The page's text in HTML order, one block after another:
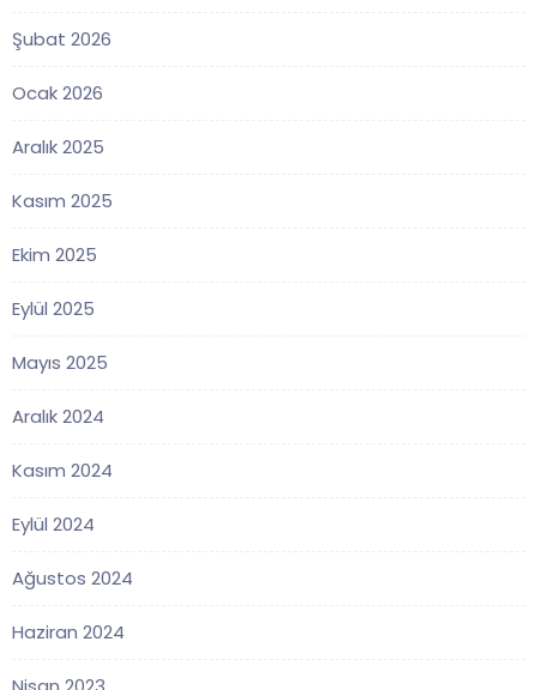
Şubat 2026
Ocak 2026
Aralık 2025
Kasım 2025
Ekim 2025
Eylül 2025
Mayıs 2025
Aralık 2024
Kasım 2024
Eylül 2024
Ağustos 2024
Haziran 2024